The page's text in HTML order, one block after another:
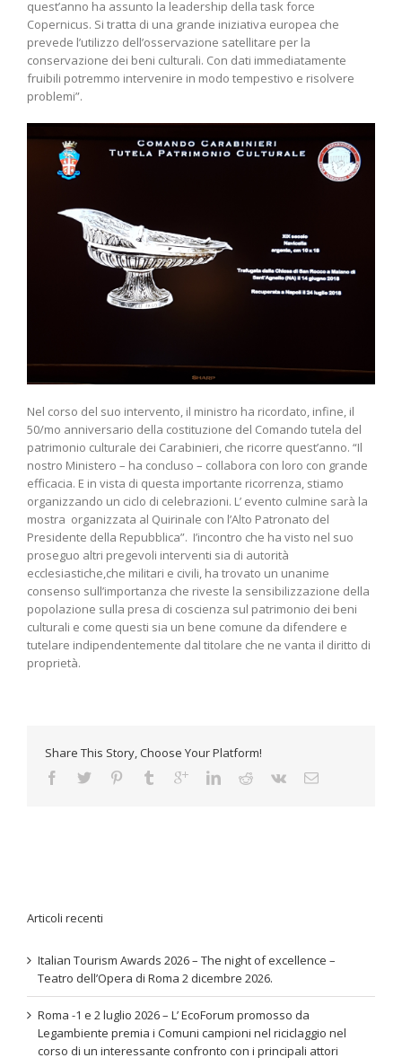
quest’anno ha assunto la leadership della task force
Copernicus. Si tratta di una grande iniziativa europea che
prevede l’utilizzo dell’osservazione satellitare per la
conservazione dei beni culturali. Con dati immediatamente
fruibili potremmo intervenire in modo tempestivo e risolvere
problemi”.
Nel corso del suo intervento, il ministro ha ricordato, infine, il
50/mo anniversario della costituzione del Comando tutela del
patrimonio culturale dei Carabinieri, che ricorre quest’anno. “Il
nostro Ministero – ha concluso – collabora con loro con grande
efficacia. E in vista di questa importante ricorrenza, stiamo
organizzando un ciclo di celebrazioni. L’ evento culmine sarà la
mostra organizzata al Quirinale con l’Alto Patronato del
Presidente della Repubblica”. I’incontro che ha visto nel suo
proseguo altri pregevoli interventi sia di autorità
ecclesiastiche,che militari e civili, ha trovato un unanime
consenso sull’importanza che riveste la sensibilizzazione della
popolazione sulla presa di coscienza sul patrimonio dei beni
culturali e come questi sia un bene comune da difendere e
tutelare indipendentemente dal titolare che ne vanta il diritto di
proprietà.
Share This Story, Choose Your Platform!
Articoli recenti
Italian Tourism Awards 2026 – The night of excellence –
Teatro dell’Opera di Roma 2 dicembre 2026.
Roma -1 e 2 luglio 2026 – L’ EcoForum promosso da
Legambiente premia i Comuni campioni nel riciclaggio nel
corso di un interessante confronto con i principali attori